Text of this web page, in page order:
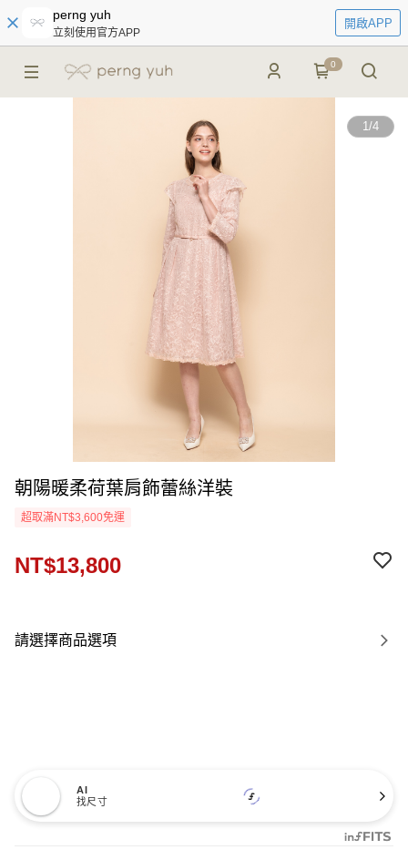
perng yuh
立刻使用官方APP
開啟APP
0
1/4
朝陽暖柔荷葉肩飾蕾絲洋裝
超取滿NT$3,600免運
NT$13,800
請選擇商品選項
AI
找尺寸